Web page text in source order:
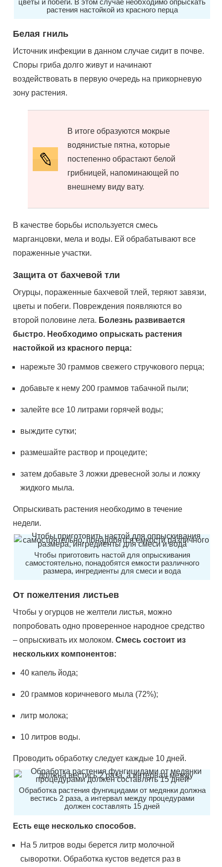
цветы и побеги. В этом случае необходимо опрыскать
растения настойкой из красного перца
Белая гниль
Источник инфекции в данном случае сидит в почве.
Споры гриба долго живут и начинают
воздействовать в первую очередь на прикорневую
зону растения.
В итоге образуются мокрые
водянистые пятна, которые
постепенно обрастают белой
грибницей, напоминающей по
внешнему виду вату.
В качестве борьбы используется смесь
марганцовки, мела и воды. Ей обрабатывают все
пораженные участки.
Защита от бахчевой тли
Огурцы, пораженные бахчевой тлей, теряют завязи,
цветы и побеги. Повреждения появляются во
второй половине лета. Болезнь развивается
быстро. Необходимо опрыскать растения
настойкой из красного перца:
нарежьте 30 граммов свежего стручкового перца;
добавьте к нему 200 граммов табачной пыли;
залейте все 10 литрами горячей воды;
выждите сутки;
размешайте раствор и процедите;
затем добавьте 3 ложки древесной золы и ложку
жидкого мыла.
Опрыскивать растения необходимо в течение
недели.
Чтобы приготовить настой для опрыскивания
самостоятельно, понадобятся емкости различного
размера, ингредиенты для смеси и вода
От пожелтения листьев
Чтобы у огурцов не желтели листья, можно
попробовать одно проверенное народное средство
– опрыскивать их молоком. Смесь состоит из
нескольких компонентов:
40 капель йода;
20 граммов коричневого мыла (72%);
литр молока;
10 литров воды.
Проводить обработку следует каждые 10 дней.
Обработка растения фунгицидами от медянки должна
вестись 2 раза, а интервал между процедурами
должен составлять 15 дней
Есть еще несколько способов.
На 5 литров воды берется литр молочной
сыворотки. Обработка кустов ведется раз в